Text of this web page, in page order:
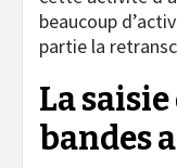
beaucoup
partie la
La
bandes